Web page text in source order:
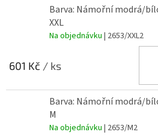
Barva: Námořní modrá/
XXL
Na objednávku | 2653/XXL2
601 Kč / ks
Barva: Námořní modrá/
M
Na objednávku | 2653/M2